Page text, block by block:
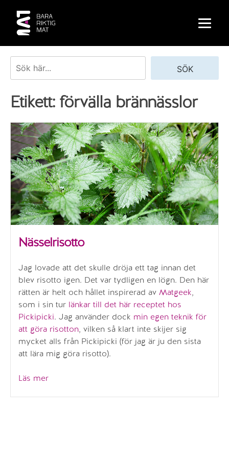
content
SÖK
Etikett: förvälla brännässlor
Nässelrisotto
Jag lovade att det skulle dröja ett tag innan det
blev risotto igen. Det var tydligen en lögn. Den här
rätten är helt och hållet inspirerad av Matgeek,
som i sin tur länkar till det här receptet hos
Pickipicki. Jag använder dock min egen teknik för
att göra risotton, vilken så klart inte skijer sig
mycket alls från Pickipicki (för jag är ju den sista
att lära mig göra risotto).
Läs mer”Nässelrisotto”